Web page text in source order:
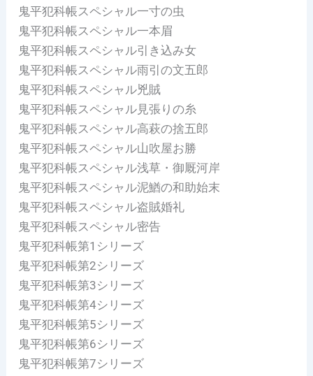
鬼平犯科帳スペシャル一寸の虫
鬼平犯科帳スペシャル一本眉
鬼平犯科帳スペシャル引き込み女
鬼平犯科帳スペシャル雨引の文五郎
鬼平犯科帳スペシャル兇賊
鬼平犯科帳スペシャル見張りの糸
鬼平犯科帳スペシャル高萩の捨五郎
鬼平犯科帳スペシャル山吹屋お勝
鬼平犯科帳スペシャル浅草・御厩河岸
鬼平犯科帳スペシャル泥鰌の和助始末
鬼平犯科帳スペシャル盗賊婚礼
鬼平犯科帳スペシャル密告
鬼平犯科帳第1シリーズ
鬼平犯科帳第2シリーズ
鬼平犯科帳第3シリーズ
鬼平犯科帳第4シリーズ
鬼平犯科帳第5シリーズ
鬼平犯科帳第6シリーズ
鬼平犯科帳第7シリーズ